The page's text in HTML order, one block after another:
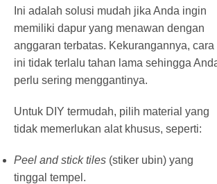
Ini adalah solusi mudah jika Anda ingin
memiliki dapur yang menawan dengan
anggaran terbatas. Kekurangannya, cara
ini tidak terlalu tahan lama sehingga
perlu sering menggantinya.
Untuk DIY termudah, pilih material yang
tidak memerlukan alat khusus, seperti:
Peel and stick tiles (stiker ubin) yang
tinggal tempel.